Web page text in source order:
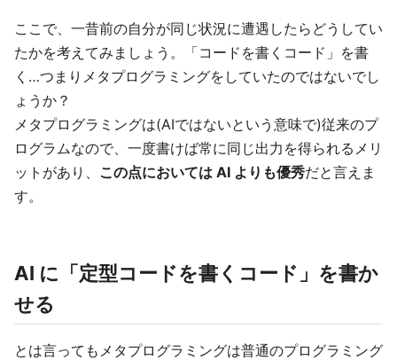
ここで、一昔前の自分が同じ状況に遭遇したらどうしてい
たかを考えてみましょう。「コードを書くコード」を書
く…つまりメタプログラミングをしていたのではないでし
ょうか？
メタプログラミングは(AIではないという意味で)従来のプ
ログラムなので、一度書けば常に同じ出力を得られるメリ
ットがあり、 この点においては AI よりも優秀だと言えま
す。
AI に「定型コードを書くコード」を書か
せる
とは言ってもメタプログラミングは普通のプログラミング